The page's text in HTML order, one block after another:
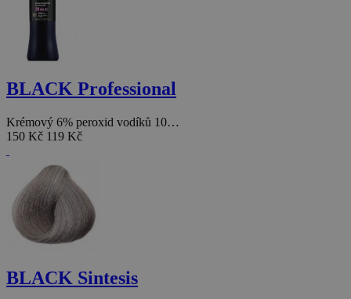
BLACK Professional
Krémový 6% peroxid vodíků 10…
150 Kč 119 Kč
BLACK Sintesis